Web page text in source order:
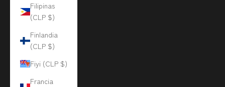
Filipinas
(CLP $)
Finlandia
(CLP $)
Fiyi (CLP $)
Francia